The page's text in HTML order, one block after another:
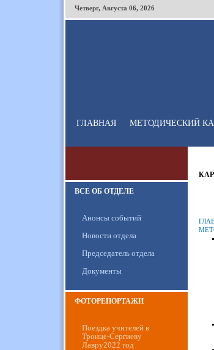
Четверг, Августа 06, 2026
ГЛАВНАЯ МЕТОДИЧЕСКИЙ
ВСЕ ОБ ОТДЕЛЕ
Анонсы событий
Новости отдела
Председатель отдела
Документы
ФОТОРЕПОРТАЖИ
Поездка учителей в
Троице-Сергиеву
Лавру2022 год